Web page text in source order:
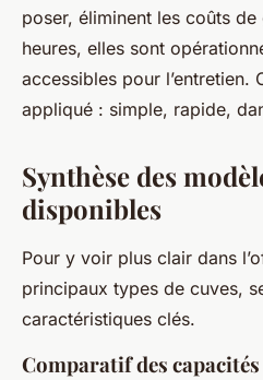
poser, éliminent les coûts
heures, elles sont
accessibles pour l’entretien.
appliqué : simple, rapide,
Synthèse des
disponibles
Pour y voir plus clair dans
principaux types de cuves,
caractéristiques clés.
Comparatif des